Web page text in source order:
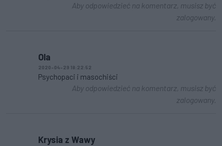
Aby odpowiedzieć na komentarz, musisz być
zalogowany.
Ola
2020-04-29 18:22:52
Psychopaci i masochiści
Aby odpowiedzieć na komentarz, musisz być
zalogowany.
Krysia z Wawy